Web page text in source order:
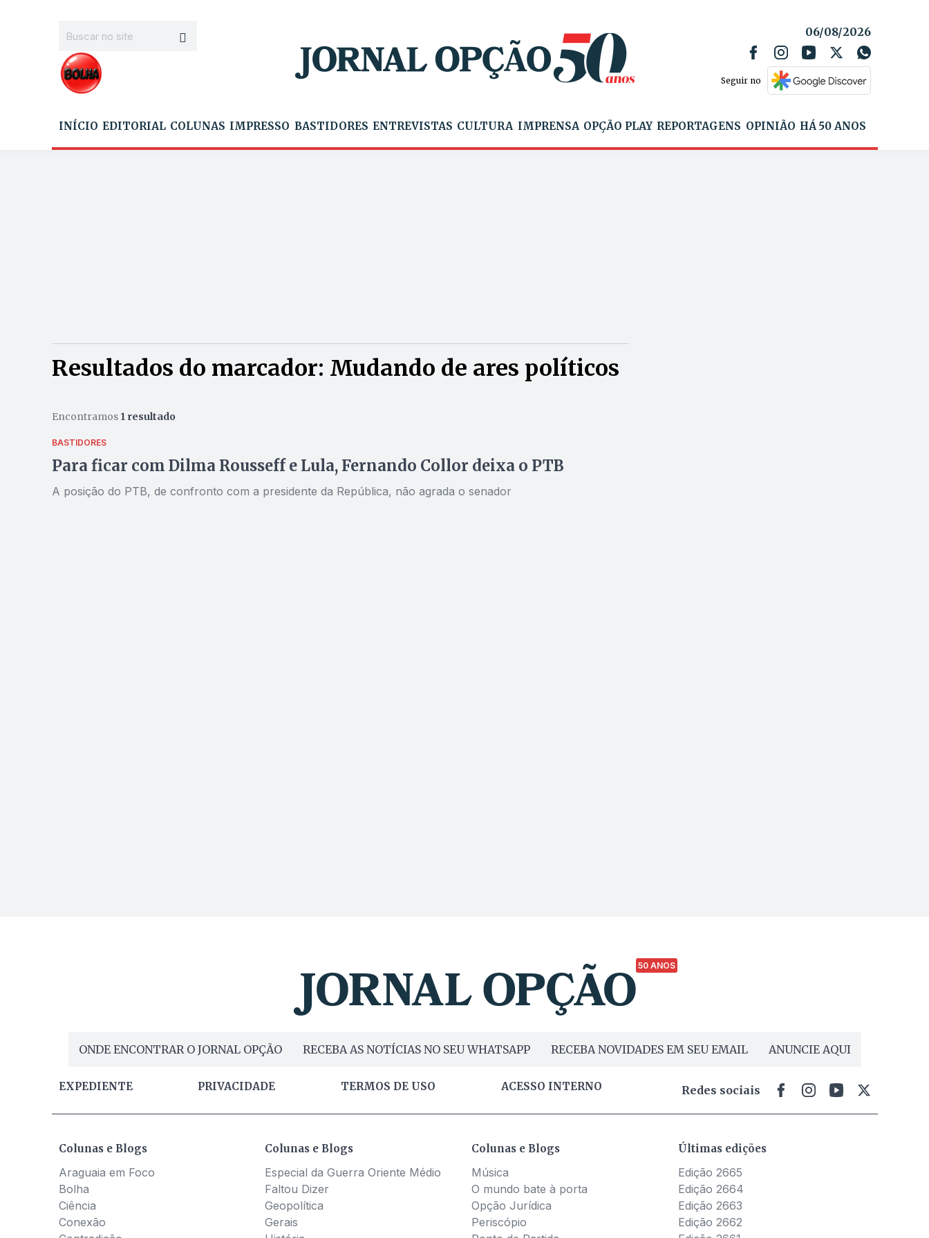
06/08/2026
Seguir no
INÍCIO EDITORIAL COLUNAS IMPRESSO BASTIDORES ENTREVISTAS CULTURA IMPRENSA OPÇÃO PLAY REPORTAGENS OPINIÃO HÁ 50 ANOS
Resultados do marcador: Mudando de ares políticos
Encontramos 1 resultado
BASTIDORES
Para ficar com Dilma Rousseff e Lula, Fernando Collor deixa o PTB
A posição do PTB, de confronto com a presidente da República, não agrada o senador
50 ANOS
ONDE ENCONTRAR O JORNAL OPÇÃO RECEBA AS NOTÍCIAS NO SEU WHATSAPP RECEBA NOVIDADES EM SEU EMAIL ANUNCIE AQUI
EXPEDIENTE PRIVACIDADE TERMOS DE USO ACESSO INTERNO Redes sociais
Colunas e Blogs
Araguaia em Foco
Bolha
Ciência
Conexão
Colunas e Blogs
Especial da Guerra Oriente Médio
Faltou Dizer
Geopolítica
Gerais
Colunas e Blogs
Música
O mundo bate à porta
Opção Jurídica
Periscópio
Últimas edições
Edição 2665
Edição 2664
Edição 2663
Edição 2662